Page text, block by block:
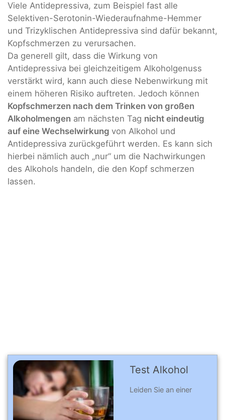
Viele Antidepressiva, zum Beispiel fast alle
Selektiven-Serotonin-Wiederaufnahme-Hemmer
und Trizyklischen Antidepressiva sind dafür bekannt,
Kopfschmerzen zu verursachen.
Da generell gilt, dass die Wirkung von
Antidepressiva bei gleichzeitigem Alkoholgenuss
verstärkt wird, kann auch diese Nebenwirkung mit
einem höheren Risiko auftreten. Jedoch können
Kopfschmerzen nach dem Trinken von großen
Alkoholmengen am nächsten Tag nicht eindeutig
auf eine Wechselwirkung von Alkohol und
Antidepressiva zurückgeführt werden. Es kann sich
hierbei nämlich auch „nur“ um die Nachwirkungen
des Alkohols handeln, die den Kopf schmerzen
lassen.
Test Alkohol
Leiden Sie an einer